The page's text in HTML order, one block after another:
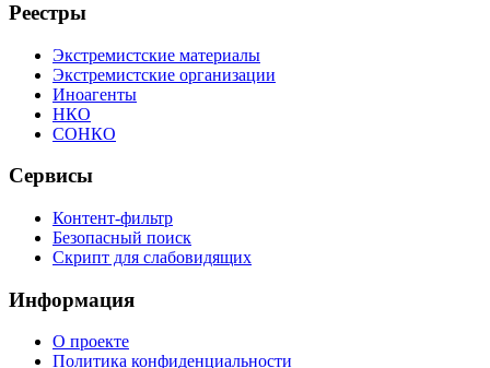
Реестры
Экстремистские материалы
Экстремистские организации
Иноагенты
НКО
СОНКО
Сервисы
Контент-фильтр
Безопасный поиск
Скрипт для слабовидящих
Информация
О проекте
Политика конфиденциальности